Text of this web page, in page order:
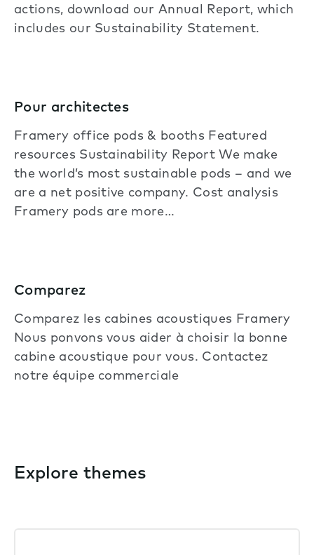
actions, download our Annual Report, which
includes our Sustainability Statement.
Pour architectes
Framery office pods & booths Featured
resources Sustainability Report We make
the world’s most sustainable pods – and we
are a net positive company. Cost analysis
Framery pods are more…
Comparez
Comparez les cabines acoustiques Framery
Nous ponvons vous aider à choisir la bonne
cabine acoustique pour vous. Contactez
notre équipe commerciale
Explore themes